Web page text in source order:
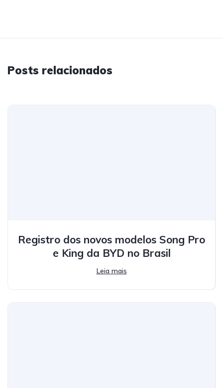
Posts relacionados
Registro dos novos modelos Song Pro
e King da BYD no Brasil
Leia mais